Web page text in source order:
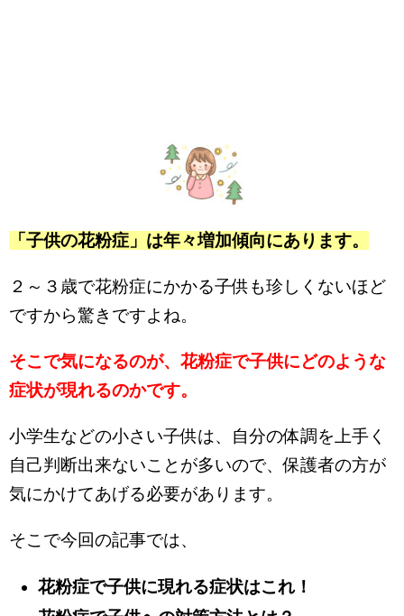
「子供の花粉症」は年々増加傾向にあります。
２～３歳で花粉症にかかる子供も珍しくないほど
ですから驚きですよね。
そこで気になるのが、花粉症で子供にどのような
症状が現れるのかです。
小学生などの小さい子供は、自分の体調を上手く
自己判断出来ないことが多いので、保護者の方が
気にかけてあげる必要があります。
そこで今回の記事では、
花粉症で子供に現れる症状はこれ！